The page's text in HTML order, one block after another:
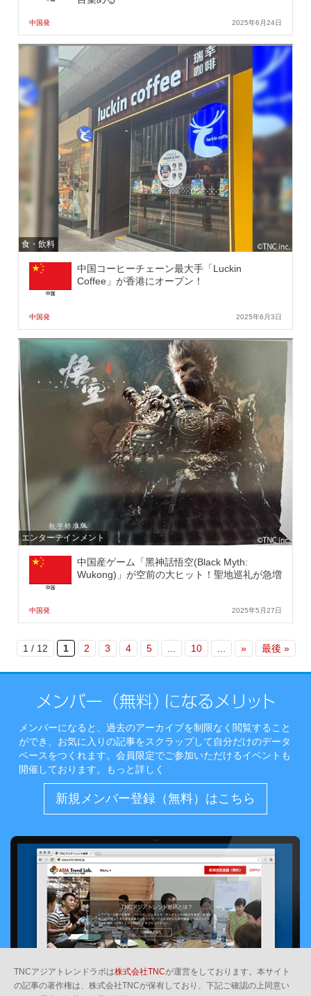
中国発 2025年6月24日
食・飲料
中国コーヒーチェーン最大手「Luckin
Coffee」が香港にオープン！
中国発 2025年6月3日
エンターテインメント
中国産ゲーム「黑神話悟空(Black Myth:
Wukong)」が空前の大ヒット！聖地巡礼が急増
中国発 2025年5月27日
1 / 12 1 2 3 4 5 ... 10 ... » 最後 »
メンバーになると、過去のアーカイブを制限なく閲覧すること
ができ、お気に入りの記事をスクラップして自分だけのデータ
ベースをつくれます。会員限定でご参加いただけるイベントも
開催しております。
もっと詳しく
新規メンバー登録（無料）はこちら
TNCアジアトレンドラボは株式会社TNCが運営をしております。本サイト
の記事の著作権は、株式会社TNCが保有しており、下記ご確認の上同意い